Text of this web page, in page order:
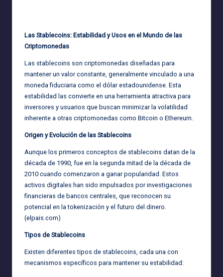
Las Stablecoins: Estabilidad y Usos en el Mundo de las
Criptomonedas
Las stablecoins son criptomonedas diseñadas para
mantener un valor constante, generalmente vinculado a una
moneda fiduciaria como el dólar estadounidense. Esta
estabilidad las convierte en una herramienta atractiva para
inversores y usuarios que buscan minimizar la volatilidad
inherente a otras criptomonedas como Bitcoin o Ethereum.
Origen y Evolución de las Stablecoins
Aunque los primeros conceptos de stablecoins datan de la
década de 1990, fue en la segunda mitad de la década de
2010 cuando comenzaron a ganar popularidad. Estos
activos digitales han sido impulsados por investigaciones
financieras de bancos centrales, que reconocen su
potencial en la tokenización y el futuro del dinero.
(elpais.com)
Tipos de Stablecoins
Existen diferentes tipos de stablecoins, cada una con
mecanismos específicos para mantener su estabilidad: